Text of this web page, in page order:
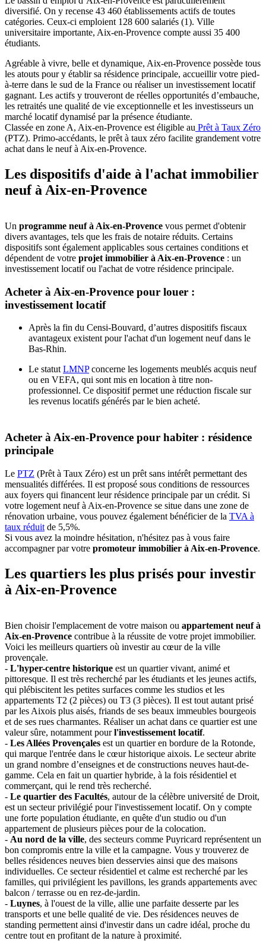
diversifié. On y recense 43 460 établissements actifs de toutes
catégories. Ceux-ci emploient 128 600 salariés (1). Ville
universitaire importante, Aix-en-Provence compte aussi 35 400
étudiants.
Agréable à vivre, belle et dynamique, Aix-en-Provence possède tous
les atouts pour y établir sa résidence principale, accueillir votre pied-
à-terre dans le sud de la France ou réaliser un investissement locatif
gagnant. Les actifs y trouveront de réelles opportunités d’embauche,
les retraités une qualité de vie exceptionnelle et les investisseurs un
marché locatif dynamisé par la présence étudiante.
Classée en zone A, Aix-en-Provence est éligible au Prêt à Taux Zéro
(PTZ). Primo-accédants, le prêt à taux zéro facilite grandement votre
achat dans le neuf à Aix-en-Provence.
Les dispositifs d'aide à l'achat immobilier
neuf à Aix-en-Provence
Un programme neuf à Aix-en-Provence vous permet d'obtenir
divers avantages, tels que les frais de notaire réduits. Certains
dispositifs sont également applicables sous certaines conditions et
dépendent de votre projet immobilier à Aix-en-Provence : un
investissement locatif ou l'achat de votre résidence principale.
Acheter à Aix-en-Provence pour louer :
investissement locatif
Après la fin du Censi-Bouvard, d’autres dispositifs fiscaux
avantageux existent pour l'achat d'un logement neuf dans le
Bas-Rhin.
Le statutLMNPconcerne les logements meublés acquis neuf
ou en VEFA, qui sont mis en location à titre non-
professionnel. Ce dispositif permet une réduction fiscale sur
les revenus locatifs générés par le bien acheté.
Acheter à Aix-en-Provence pour habiter : résidence
principale
Le PTZ (Prêt à Taux Zéro) est un prêt sans intérêt permettant des
mensualités différées. Il est proposé sous conditions de ressources
aux foyers qui financent leur résidence principale par un crédit. Si
votre logement neuf à Aix-en-Provence se situe dans une zone de
rénovation urbaine, vous pouvez également bénéficier de la TVA à
taux réduit de 5,5%.
Si vous avez la moindre hésitation, n'hésitez pas à vous faire
accompagner par votre promoteur immobilier à Aix-en-Provence.
Les quartiers les plus prisés pour investir
à Aix-en-Provence
Bien choisir l'emplacement de votre maison ou appartement neuf à
Aix-en-Provence contribue à la réussite de votre projet immobilier.
Voici les meilleurs quartiers où investir au cœur de la ville
provençale.
- L'hyper-centre historique est un quartier vivant, animé et
pittoresque. Il est très recherché par les étudiants et les jeunes actifs,
qui plébiscitent les petites surfaces comme les studios et les
appartements T2 (2 pièces) ou T3 (3 pièces). Il est tout autant prisé
par les Aixois plus aisés, friands de ses beaux immeubles bourgeois
et de ses rues charmantes. Réaliser un achat dans ce quartier est une
valeur sûre, notamment pourl'investissement locatif.
- Les Allées Provençales est un quartier en bordure de la Rotonde,
qui marque l'entrée dans le cœur historique aixois. Le secteur abrite
un grand nombre d’enseignes et de constructions neuves haut-de-
gamme. Cela en fait un quartier hybride, à la fois résidentiel et
commerçant, qui le rend très recherché.
- Le quartier des Facultés, autour de la célèbre université de Droit,
est un secteur privilégié pour l'investissement locatif. On y compte
une forte population étudiante, en quête d'un studio ou d'un
appartement de plusieurs pièces pour de la colocation.
- Au nord de la ville, des secteurs comme Puyricard représentent un
bon compromis entre la ville et la campagne. Vous y trouverez de
belles résidences neuves bien desservies ainsi que des maisons
individuelles. Ce secteur résidentiel et calme est recherché par les
familles, qui privilégient les pavillons, les grands appartements avec
balcon / terrasse ou en rez-de-jardin.
- Luynes, à l'ouest de la ville, allie une parfaite desserte par les
transports et une belle qualité de vie. Des résidences neuves de
standing permettent ainsi d'investir dans un cadre idéal, proche du
centre tout en profitant de la nature à proximité.